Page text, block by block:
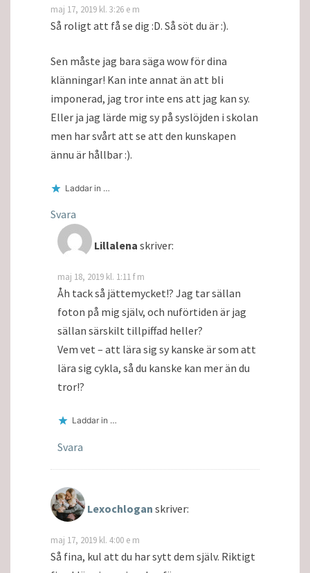
maj 17, 2019 kl. 3:26 e m
Så roligt att få se dig :D. Så söt du är :).
Sen måste jag bara säga wow för dina
klänningar! Kan inte annat än att bli
imponerad, jag tror inte ens att jag kan sy.
Eller ja jag lärde mig sy på syslöjden i skolan
men har svårt att se att den kunskapen
ännu är hållbar :).
Laddar in …
Svara
Lillalena skriver:
maj 18, 2019 kl. 1:11 f m
Åh tack så jättemycket!? Jag tar sällan
foton på mig själv, och nuförtiden är jag
sällan särskilt tillpiffad heller?
Vem vet – att lära sig sy kanske är som att
lära sig cykla, så du kanske kan mer än du
tror!?
Laddar in …
Svara
Lexochlogan skriver:
maj 17, 2019 kl. 4:00 e m
Så fina, kul att du har sytt dem själv. Riktigt